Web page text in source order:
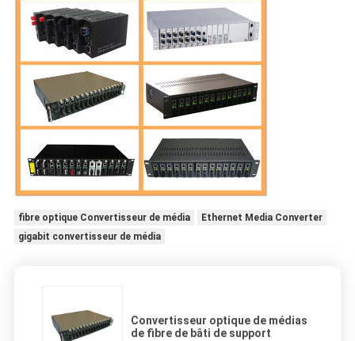
fibre optique Convertisseur de média
Ethernet Media Converter
gigabit convertisseur de média
Convertisseur optique de médias
de fibre de bâti de support